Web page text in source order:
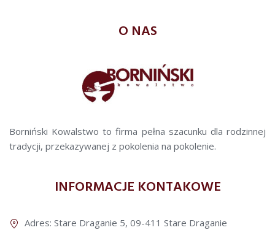
O NAS
Borniński Kowalstwo to firma pełna szacunku dla rodzinnej
tradycji, przekazywanej z pokolenia na pokolenie.
INFORMACJE KONTAKOWE
Adres: Stare Draganie 5, 09-411 Stare Draganie